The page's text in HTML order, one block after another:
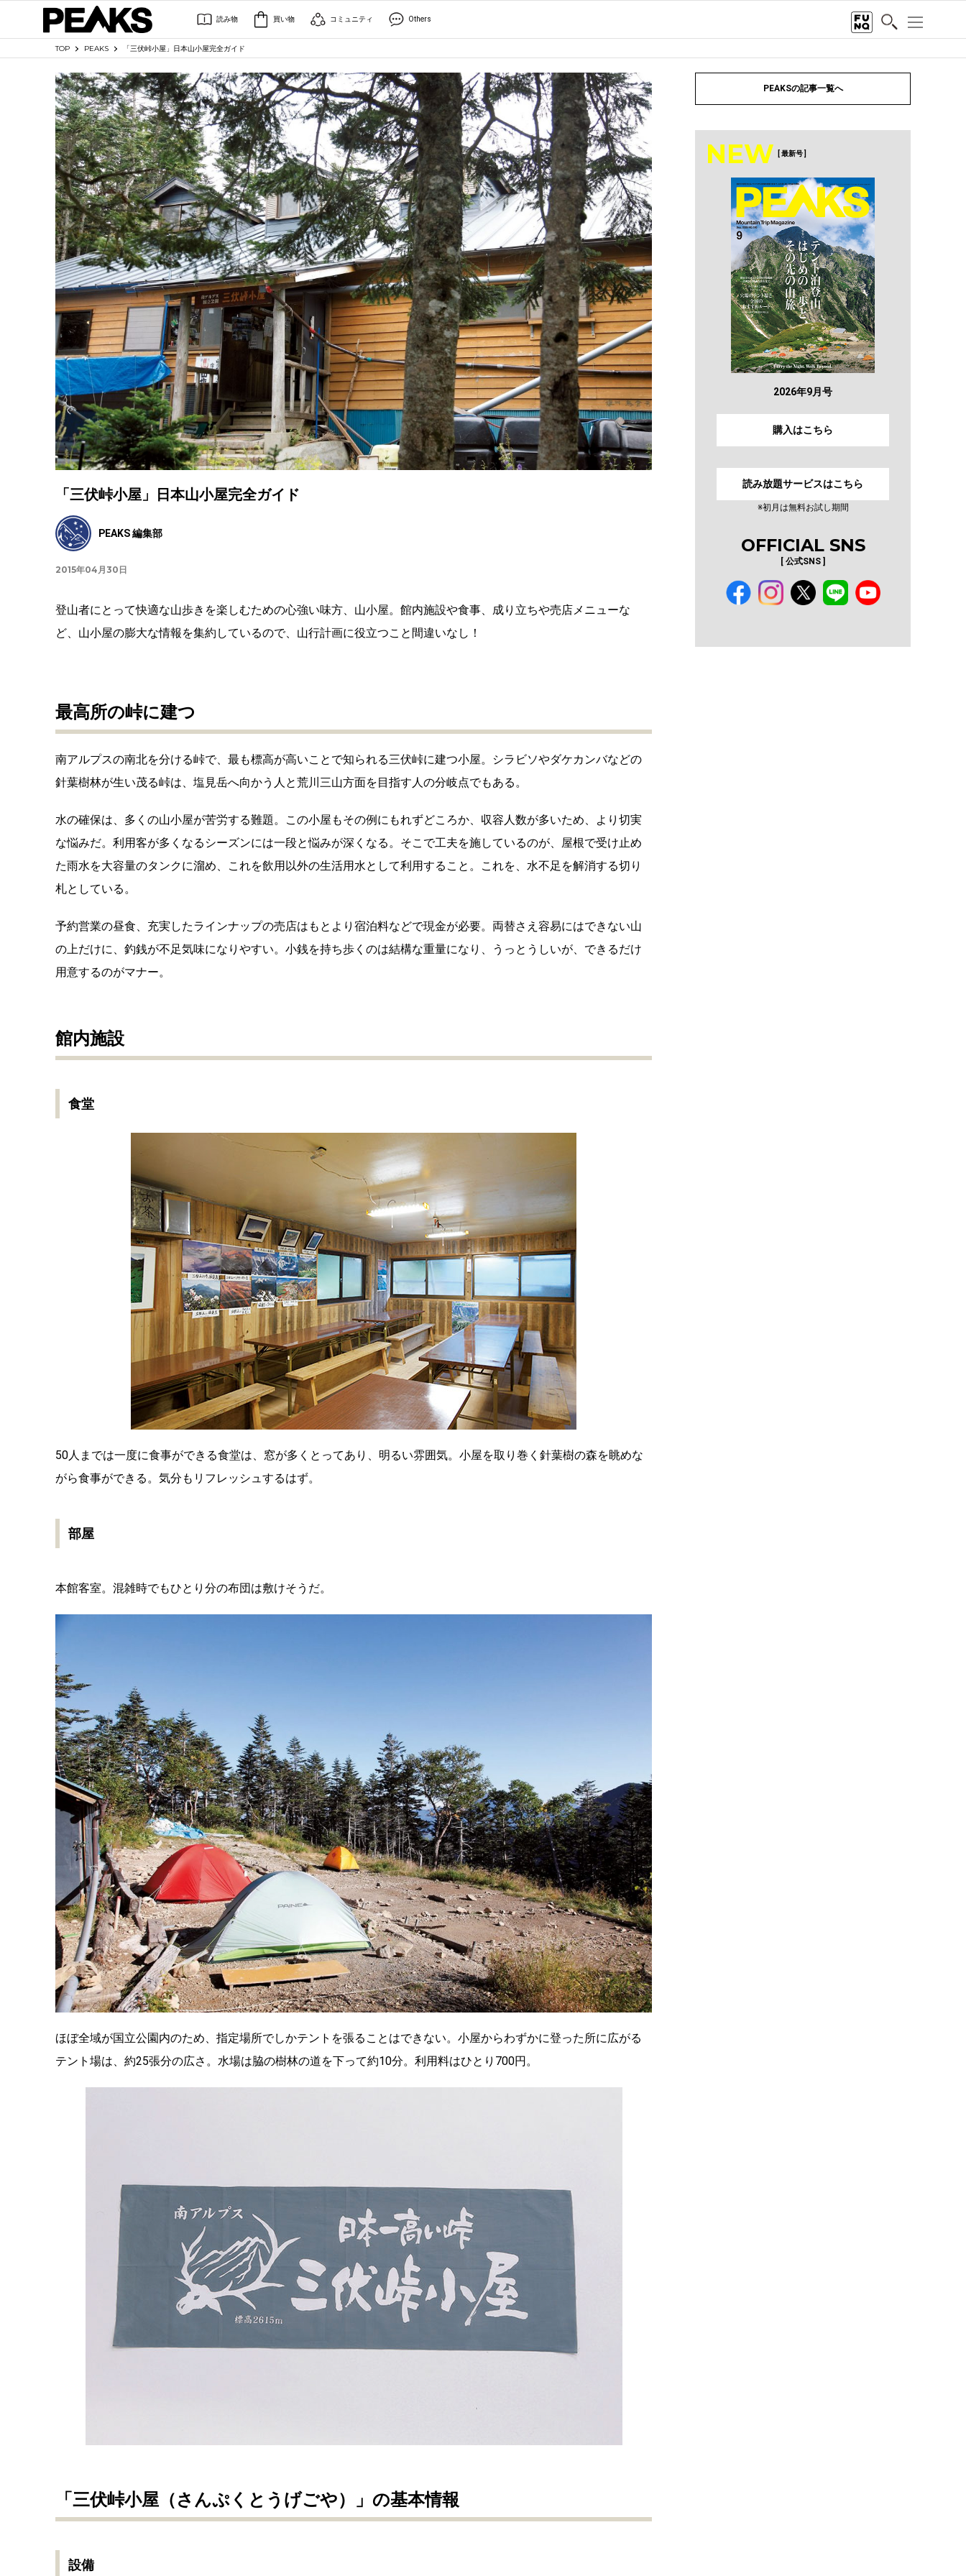
読み物 買い物 コミュニティ Others
TOP PEAKS 「三伏峠小屋」日本山小屋完全ガイド
「三伏峠小屋」日本山小屋完全ガイド
PEAKS 編集部
2015年04月30日
登山者にとって快適な山歩きを楽しむための心強い味方、山小屋。館内施設や食事、成り立ちや売店メニューな
ど、山小屋の膨大な情報を集約しているので、山行計画に役立つこと間違いなし！
最高所の峠に建つ
南アルプスの南北を分ける峠で、最も標高が高いことで知られる三伏峠に建つ小屋。シラビソやダケカンバなどの
針葉樹林が生い茂る峠は、塩見岳へ向かう人と荒川三山方面を目指す人の分岐点でもある。
水の確保は、多くの山小屋が苦労する難題。この小屋もその例にもれずどころか、収容人数が多いため、より切実
な悩みだ。利用客が多くなるシーズンには一段と悩みが深くなる。そこで工夫を施しているのが、屋根で受け止め
た雨水を大容量のタンクに溜め、これを飲用以外の生活用水として利用すること。これを、水不足を解消する切り
札としている。
予約営業の昼食、充実したラインナップの売店はもとより宿泊料などで現金が必要。両替さえ容易にはできない山
の上だけに、釣銭が不足気味になりやすい。小銭を持ち歩くのは結構な重量になり、うっとうしいが、できるだけ
用意するのがマナー。
館内施設
食堂
50人までは一度に食事ができる食堂は、窓が多くとってあり、明るい雰囲気。小屋を取り巻く針葉樹の森を眺めな
がら食事ができる。気分もリフレッシュするはず。
部屋
本館客室。混雑時でもひとり分の布団は敷けそうだ。
ほぼ全域が国立公園内のため、指定場所でしかテントを張ることはできない。小屋からわずかに登った所に広がる
テント場は、約25張分の広さ。水場は脇の樹林の道を下って約10分。利用料はひとり700円。
「三伏峠小屋（さんぷくとうげごや）」の基本情報
設備
PEAKSの記事一覧へ
NEW [ 最新号 ]
2026年9月号
購入はこちら
読み放題サービスはこちら
※初月は無料お試し期間
OFFICIAL SNS
[ 公式SNS ]